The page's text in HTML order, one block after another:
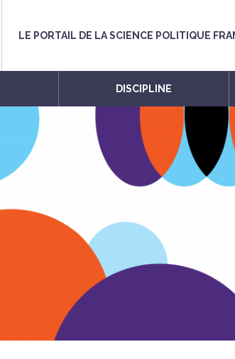
LE PORTAIL DE LA SCIENCE POLITIQUE
DISCIPLINE